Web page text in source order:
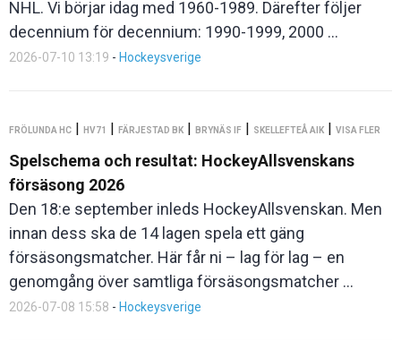
NHL. Vi börjar idag med 1960-1989. Därefter följer
decennium för decennium: 1990-1999, 2000 ...
2026-07-10 13:19 - Hockeysverige
FRÖLUNDA HC | HV71 | FÄRJESTAD BK | BRYNÄS IF | SKELLEFTEÅ AIK | VISA FLER
Spelschema och resultat: HockeyAllsvenskans
försäsong 2026
Den 18:e september inleds HockeyAllsvenskan. Men
innan dess ska de 14 lagen spela ett gäng
försäsongsmatcher. Här får ni – lag för lag – en
genomgång över samtliga försäsongsmatcher ...
2026-07-08 15:58 - Hockeysverige